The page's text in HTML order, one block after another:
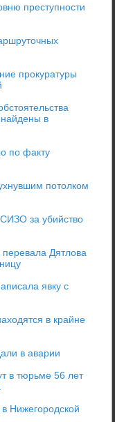
преступности
прокуратуры
найдены в
по факту
потолком
за убийство
перевала Дятлова
явку с
в крайне
в аварии
в тюрьме 56 лет
Нижегородской